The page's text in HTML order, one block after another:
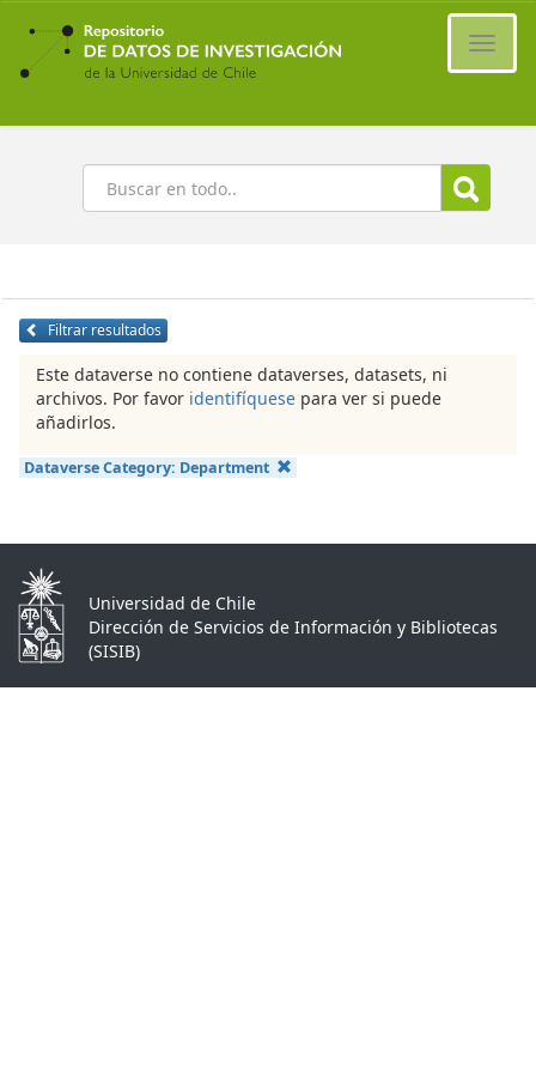
Ir
contenido
principal
Buscar
Filtrar resultados
Este dataverse no contiene dataverses, datasets, ni
archivos. Por favor identifíquese para ver si puede
añadirlos.
Dataverse Category: Department
Universidad de Chile
Dirección de Servicios de Información y Bibliotecas
(SISIB)